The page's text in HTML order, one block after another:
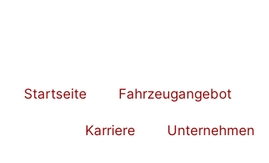
Startseite Fahrzeugangebot
Karriere Unternehmen